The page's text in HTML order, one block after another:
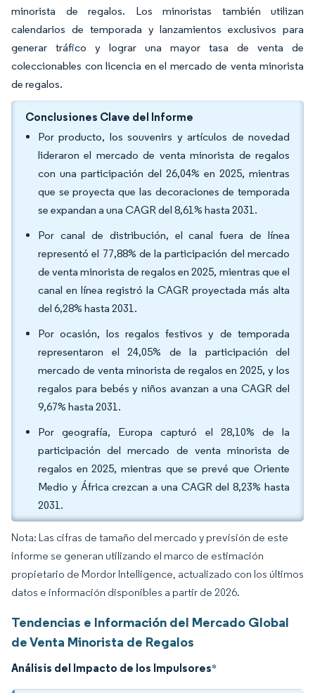
minorista de regalos. Los minoristas también utilizan
calendarios de temporada y lanzamientos exclusivos para
generar tráfico y lograr una mayor tasa de venta de
coleccionables con licencia en el mercado de venta minorista
de regalos.
Conclusiones Clave del Informe
Por producto, los souvenirs y artículos de novedad
lideraron el mercado de venta minorista de regalos
con una participación del 26,04% en 2025, mientras
que se proyecta que las decoraciones de temporada
se expandan a una CAGR del 8,61% hasta 2031.
Por canal de distribución, el canal fuera de línea
representó el 77,88% de la participación del mercado
de venta minorista de regalos en 2025, mientras que el
canal en línea registró la CAGR proyectada más alta
del 6,28% hasta 2031.
Por ocasión, los regalos festivos y de temporada
representaron el 24,05% de la participación del
mercado de venta minorista de regalos en 2025, y los
regalos para bebés y niños avanzan a una CAGR del
9,67% hasta 2031.
Por geografía, Europa capturó el 28,10% de la
participación del mercado de venta minorista de
regalos en 2025, mientras que se prevé que Oriente
Medio y África crezcan a una CAGR del 8,23% hasta
2031.
Nota: Las cifras de tamaño del mercado y previsión de este
informe se generan utilizando el marco de estimación
propietario de Mordor Intelligence, actualizado con los últimos
datos e información disponibles a partir de 2026.
Tendencias e Información del Mercado Global
de Venta Minorista de Regalos
Análisis del Impacto de los Impulsores*